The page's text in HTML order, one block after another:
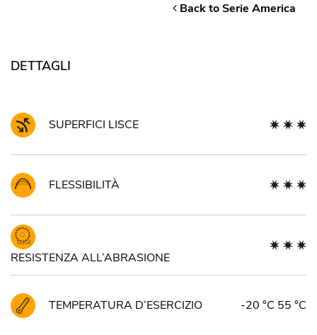
Back to Serie America
DETTAGLI
SUPERFICI LISCE
FLESSIBILITÀ
RESISTENZA ALL’ABRASIONE
TEMPERATURA D’ESERCIZIO -20 °C 55 °C